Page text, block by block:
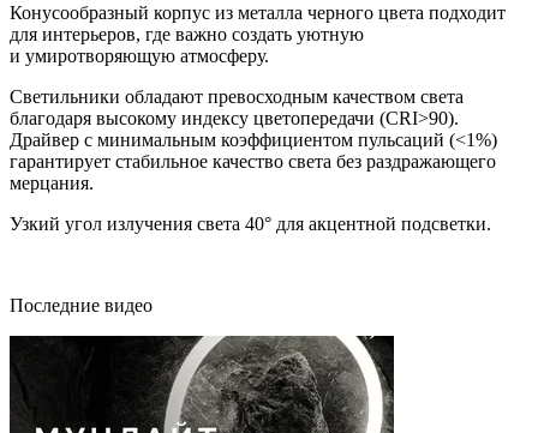
Конусообразный корпус из металла черного цвета подходит
для интерьеров, где важно создать уютную
и умиротворяющую атмосферу.
Светильники обладают превосходным качеством света
благодаря высокому индексу цветопередачи (CRI>90).
Драйвер с минимальным коэффициентом пульсаций (<1%)
гарантирует стабильное качество света без раздражающего
мерцания.
Узкий угол излучения света 40° для акцентной подсветки.
Последние видео